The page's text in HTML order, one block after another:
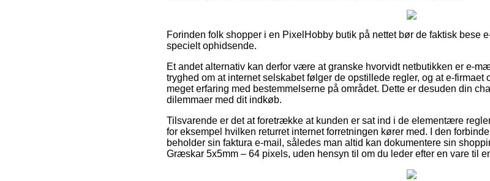
Forinden folk shopper i en PixelHobby butik på nettet bør de faktisk bese
specielt ophidsende.
Et andet alternativ kan derfor være at granske hvorvidt netbutikken er e-
tryghed om at internet selskabet følger de opstillede regler, og at e-firmaet
meget erfaring med bestemmelserne på området. Dette er desuden din
dilemmaer med dit indkøb.
Tilsvarende er det at foretrække at kunden er sat ind i de elementære
for eksempel hvilken returret internet forretningen kører med. I den
beholder sin faktura e-mail, således man altid kan dokumentere sin
Græskar 5x5mm – 64 pixels, uden hensyn til om du leder efter en vare til